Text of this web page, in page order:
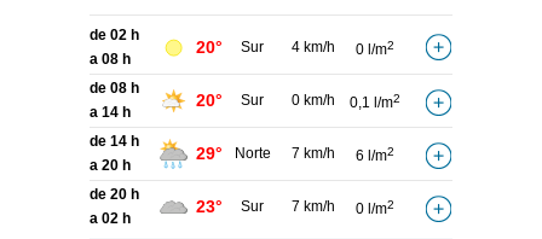
de 02 h
a 08 h
20° Sur 4 km/h 0 l/m2
de 08 h
a 14 h
20° Sur 0 km/h 0,1 l/m2
de 14 h
a 20 h
29° Norte 7 km/h 6 l/m2
de 20 h
a 02 h
23° Sur 7 km/h 0 l/m2